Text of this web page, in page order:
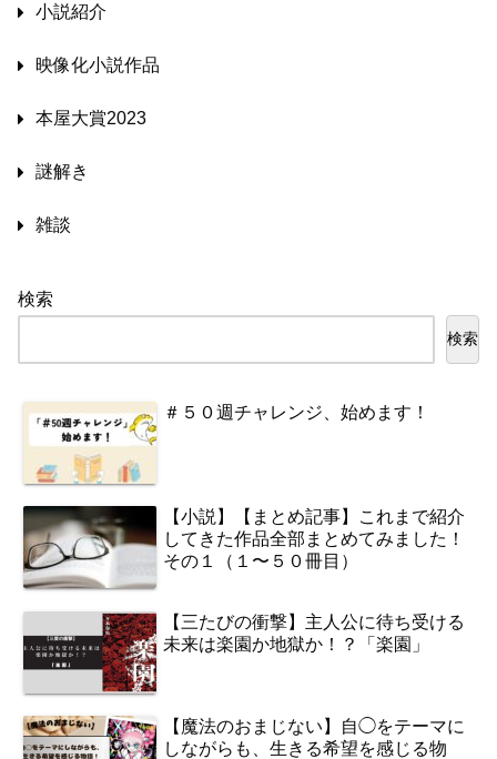
小説紹介
映像化小説作品
本屋大賞2023
謎解き
雑談
検索
検索
＃５０週チャレンジ、始めます！
【小説】【まとめ記事】これまで紹介
してきた作品全部まとめてみました！
その１（１〜５０冊目）
【三たびの衝撃】主人公に待ち受ける
未来は楽園か地獄か！？「楽園」
【魔法のおまじない】自◯をテーマに
しながらも、生きる希望を感じる物